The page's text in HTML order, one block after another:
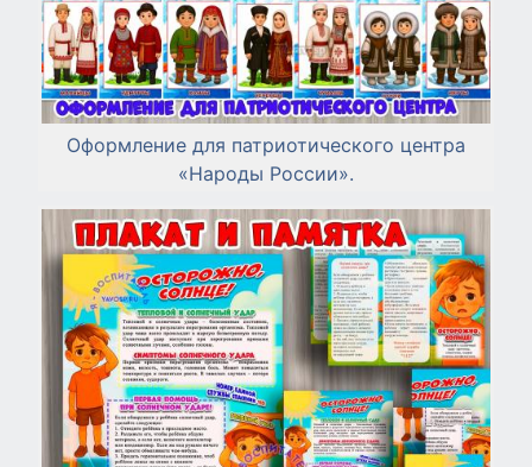
Оформление для патриотического центра
«Народы России».